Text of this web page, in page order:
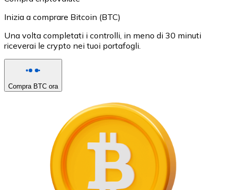
Inizia a comprare Bitcoin (BTC)
Una volta completati i controlli, in meno di 30 minuti
riceverai le crypto nei tuoi portafogli.
Compra BTC ora